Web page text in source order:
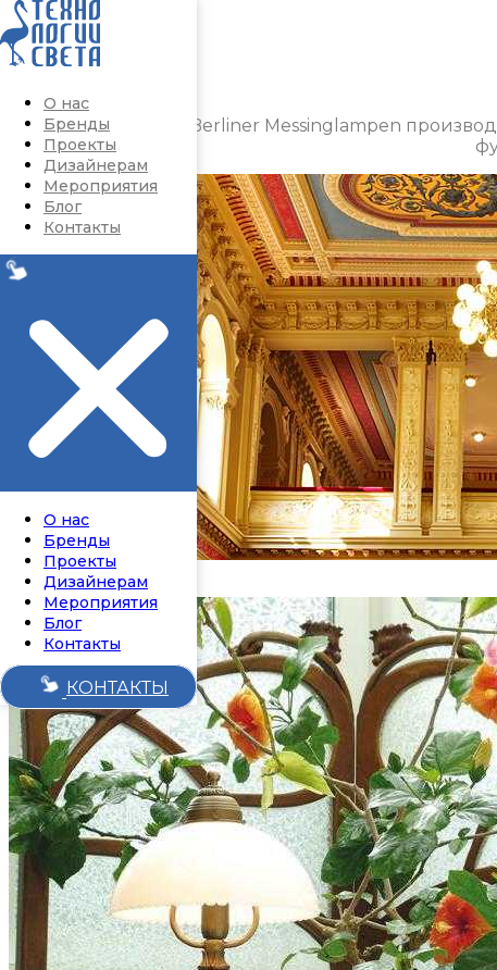
Перейти к содержимому
О нас
Бренды
Проекты
Дизайнерам
Мероприятия
Блог
Контакты
О нас
Бренды
Проекты
Дизайнерам
Мероприятия
Блог
Контакты
КОНТАКТЫ
Немецкий бренд Berliner Messinglampen